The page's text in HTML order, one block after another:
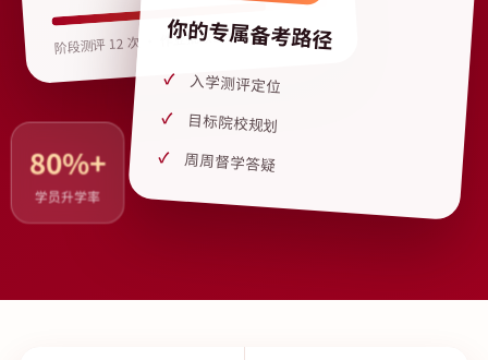
阶段测评 12 次 · 作业批改全程覆盖
你的专属备考路径
入学测评定位
目标院校规划
周周督学答疑
80%+
学员升学率